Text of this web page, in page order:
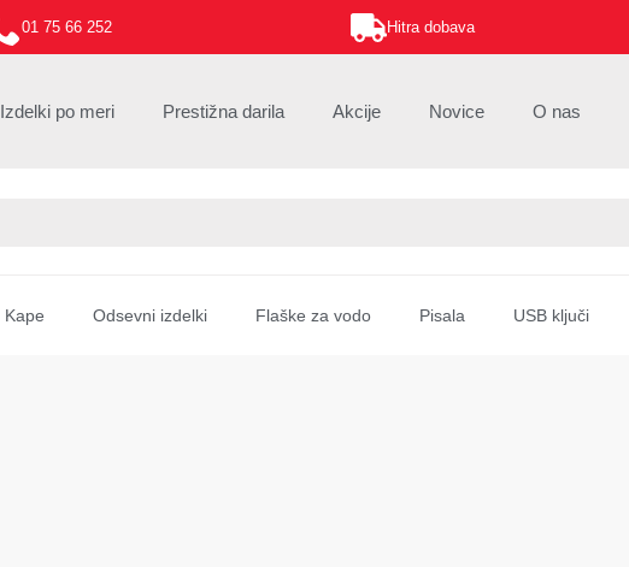
01 75 66 252 Hitra dobava
Izdelki po meri Prestižna darila Akcije Novice O nas
Kape Odsevni izdelki Flaške za vodo Pisala USB ključi